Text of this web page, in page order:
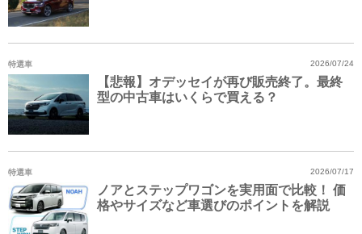
特選車 2026/07/24
【悲報】オデッセイが再び販売終了。最終
型の中古車はいくらで買える？
特選車 2026/07/17
ノアとステップワゴンを実用面で比較！ 価
格やサイズなど車選びのポイントを解説